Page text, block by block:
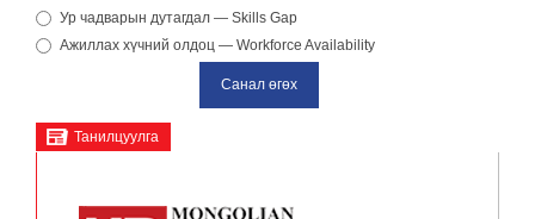
Ур чадварын дутагдал — Skills Gap
Ажиллах хүчний олдоц — Workforce Availability
Танилцуулга